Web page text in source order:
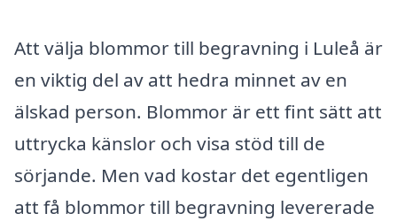
Att välja blommor till begravning i Luleå är
en viktig del av att hedra minnet av en
älskad person. Blommor är ett fint sätt att
uttrycka känslor och visa stöd till de
sörjande. Men vad kostar det egentligen
att få blommor till begravning levererade